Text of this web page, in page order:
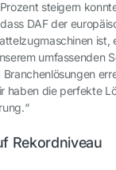
steigern
DAF der
ist,
umfassenden
haben die perfekte
Rekordniveau